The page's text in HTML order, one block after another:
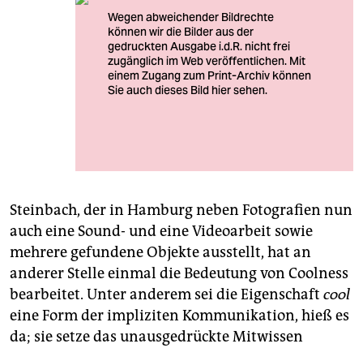
Steinbach, der in Hamburg neben Fotografien nun
auch eine Sound- und eine Videoarbeit sowie
mehrere gefundene Objekte ausstellt, hat an
anderer Stelle einmal die Bedeutung von Coolness
bearbeitet. Unter anderem sei die Eigenschaft cool
eine Form der impliziten Kommunikation, hieß es
da; sie setze das unausgedrückte Mitwissen